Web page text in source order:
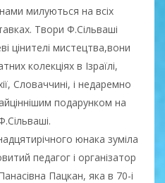
милуються на всіх
Твори Ф.Сільваші
цінителі мистецтва,вони
колекціях в Ізраїлі,
Словаччині, і недаремно
подарунком на
юнака зуміла
педагог і організатор
Пацкан, яка в 70-і